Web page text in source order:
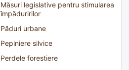
Măsuri legislative pentru stimularea
împăduririlor
Păduri urbane
Pepiniere silvice
Perdele forestiere